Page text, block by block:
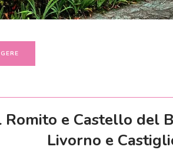
Romito e Castello del
Livorno e